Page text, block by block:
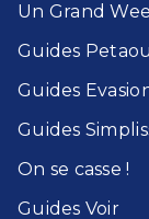
Un Grand
Guides
Guides
Guides
On se casse !​
Guides Voir​